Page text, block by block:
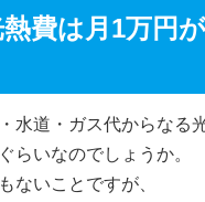
費は月1万円
水道・ガス代からなる
らいなのでしょうか。
ないことですが、